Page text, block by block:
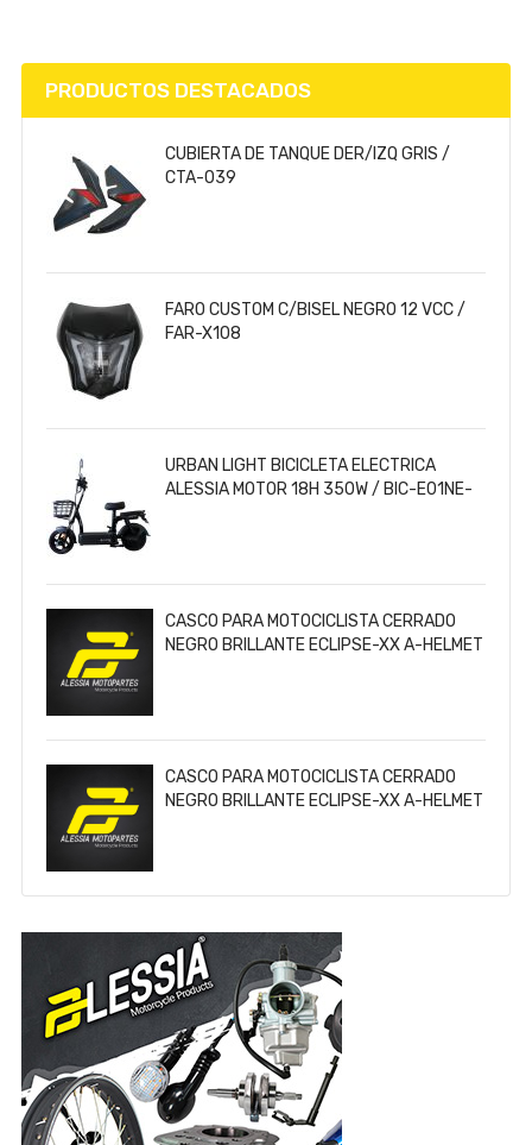
PRODUCTOS DESTACADOS
CUBIERTA DE TANQUE DER/IZQ GRIS /
CTA-039
FARO CUSTOM C/BISEL NEGRO 12 VCC /
FAR-X108
URBAN LIGHT BICICLETA ELECTRICA
ALESSIA MOTOR 18H 350W / BIC-E01NE-
CASCO PARA MOTOCICLISTA CERRADO
NEGRO BRILLANTE ECLIPSE-XX A-HELMET
CASCO PARA MOTOCICLISTA CERRADO
NEGRO BRILLANTE ECLIPSE-XX A-HELMET